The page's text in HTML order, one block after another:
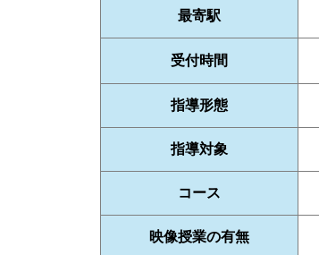
最寄駅
受付時間
指導形態
指導対象
コース
映像授業の有無